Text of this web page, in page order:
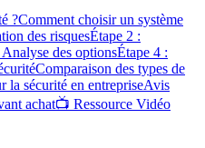
?Comment choisir un système
des risquesÉtape 2 :
des optionsÉtape 4 :
Comparaison des types de
la sécurité en entrepriseAvis
achat📺 Ressource Vidéo